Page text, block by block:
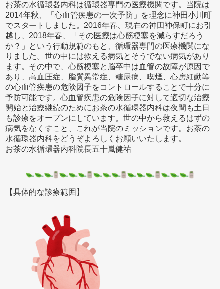
お茶の水循環器内科は循環器専門の医療機関です。当院は
2014年秋、「心血管疾患の一次予防」を理念に神田小川町
でスタートしました。2016年春、現在の神田神保町にお引
越し、2018年春、「その医療は心筋梗塞を減らすだろう
か？」という行動規範のもと、循環器専門の医療機関にな
りました。世の中には救える病気とそうでない病気があり
ます。その中で、心筋梗塞と脳卒中は血管の故障が原因で
あり、高血圧症、脂質異常症、糖尿病、喫煙、心房細動等
の心血管疾患の危険因子をコントロールすることで十分に
予防可能です。心血管疾患の危険因子に対して適切な治療
開始と治療継続のためにお茶の水循環器内科は夜間も土日
も診療をオープンにしています。世の中から救えるはずの
病気をなくすこと、これが当院のミッションです。お茶の
水循環器内科をどうぞよろしくお願いいたします。
お茶の水循環器内科院長五十嵐健祐
【具体的な診療範囲】